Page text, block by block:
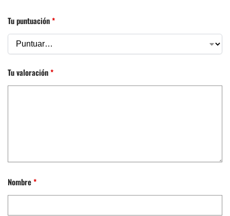
Tu puntuación*
Tu valoración*
Nombre*